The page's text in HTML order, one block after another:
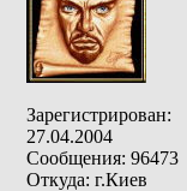
Зарегистрирован:
27.04.2004
Сообщения: 96473
Откуда: г.Киев